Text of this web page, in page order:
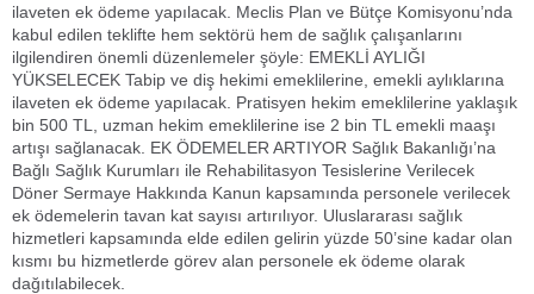
ilaveten ek ödeme yapılacak. Meclis Plan ve Bütçe Komisyonu’nda
kabul edilen teklifte hem sektörü hem de sağlık çalışanlarını
ilgilendiren önemli düzenlemeler şöyle: EMEKLİ AYLIĞI
YÜKSELECEK Tabip ve diş hekimi emeklilerine, emekli aylıklarına
ilaveten ek ödeme yapılacak. Pratisyen hekim emeklilerine yaklaşık
bin 500 TL, uzman hekim emeklilerine ise 2 bin TL emekli maaşı
artışı sağlanacak. EK ÖDEMELER ARTIYOR Sağlık Bakanlığı’na
Bağlı Sağlık Kurumları ile Rehabilitasyon Tesislerine Verilecek
Döner Sermaye Hakkında Kanun kapsamında personele verilecek
ek ödemelerin tavan kat sayısı artırılıyor. Uluslararası sağlık
hizmetleri kapsamında elde edilen gelirin yüzde 50’sine kadar olan
kısmı bu hizmetlerde görev alan personele ek ödeme olarak
dağıtılabilecek.